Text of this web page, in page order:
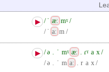
▶ / ˈ æː mˠ/
/ ˈ aː m /
▶ /ə ˈ mˠ æː ɾˠ a x/
/ə ˈ m aː r a x/